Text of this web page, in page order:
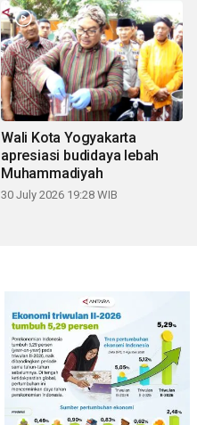
Wali Kota Yogyakarta
apresiasi budidaya lebah
Muhammadiyah
30 July 2026 19:28 WIB